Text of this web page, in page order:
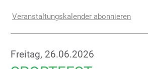
Veranstaltungskalender abonnieren
Freitag, 26.06.2026